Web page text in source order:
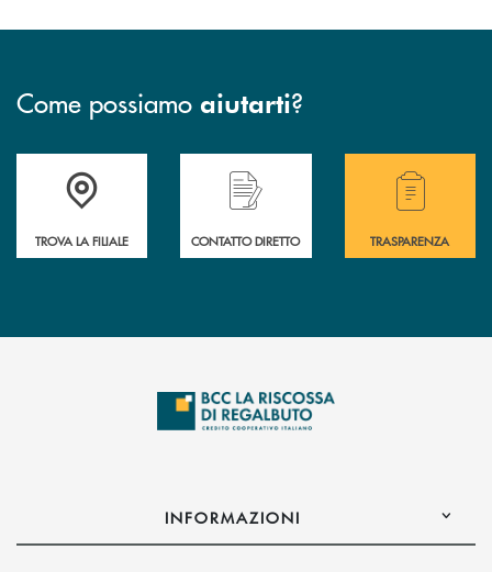
Come possiamo aiutarti?
Accedi all' elenco completo delle filiali della Bcc
TROVA LA FILIALE
Hai bisogno di assistenza immediata?
CONTATTO DIRETTO
Hai bisogno di
TRASPARENZA
INFORMAZIONI